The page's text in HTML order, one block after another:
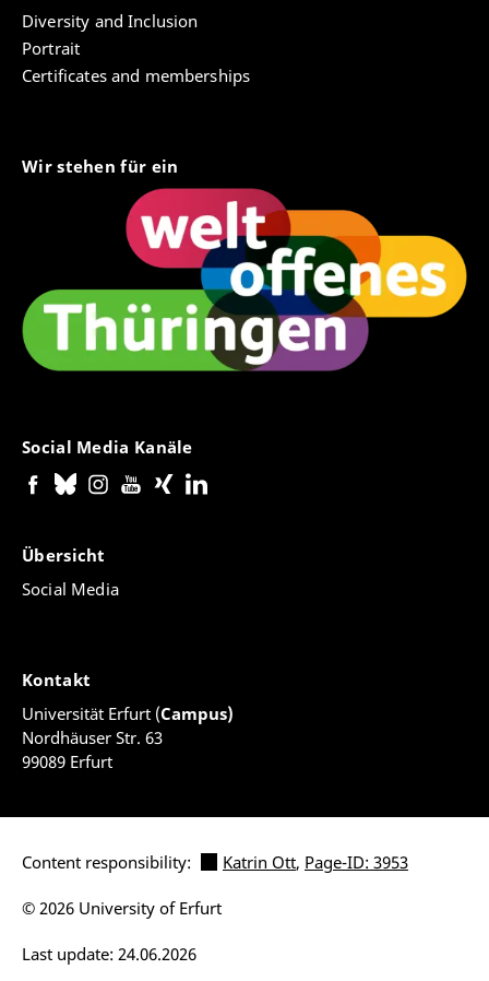
Diversity and Inclusion
Portrait
Certificates and memberships
Wir stehen für ein
Social Media Kanäle
Übersicht
Social Media
Kontakt
Universität Erfurt (Campus)
Nordhäuser Str. 63
99089 Erfurt
Content responsibility: Katrin Ott, Page-ID: 3953
Last update: 24.06.2026
© 2026 University of Erfurt